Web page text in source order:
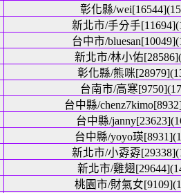
彰化縣/
新北市/手分手
台中市/
新北市/林小佑
彰化縣/熊咪
台南市/高寒
台中縣/
台中縣/
台中縣/yoyo瑛
新北市/小孬孬
新北市/雞翅
桃園市/財氣女